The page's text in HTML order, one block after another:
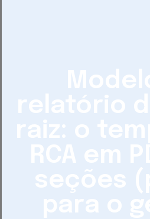
relatório
raiz: o
RCA em
seções
para o